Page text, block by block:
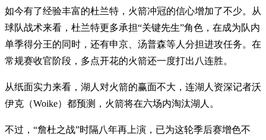
如今有了经验丰富的杜兰特，火箭冲冠的信心增加了不少。从
球队战术来看，杜兰特更多承担“关键先生”角色，在成为队内
单季得分王的同时，还有申京、汤普森等人分担进攻任务。在
常规赛收官阶段，多点开花的火箭还一度打出八连胜。
从纸面实力来看，湖人对火箭的赢面不大，连湖人资深记者沃
伊克（Woike）都预测，火箭将在六场内淘汰湖人。
不过，“詹杜之战”时隔八年再上演，已为这轮季后赛增色不